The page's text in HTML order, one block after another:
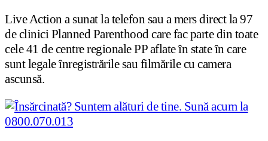
Live Action a sunat la telefon sau a mers direct la 97
de clinici Planned Parenthood care fac parte din toate
cele 41 de centre regionale PP aflate în state în care
sunt legale înregistrările sau filmările cu camera
ascunsă.